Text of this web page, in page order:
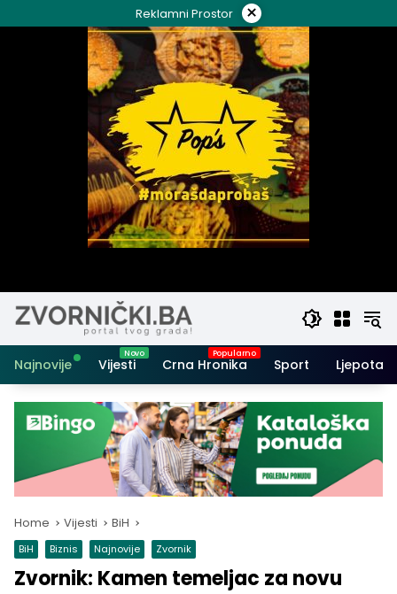
to
Reklamni Prostor ×
Najnovije Vijesti Crna Hronika Sport Ljepota i
Home Vijesti BiH
BiH Biznis Najnovije Zvornik
Zvornik: Kamen temeljac za novu